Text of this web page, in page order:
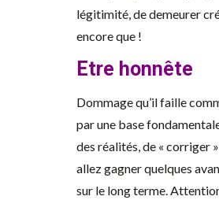
légitimité, de demeurer
encore que !
Etre honnête
Dommage qu’il faille
par une base
des réalités, de « corriger
allez gagner quelques
sur le long terme.